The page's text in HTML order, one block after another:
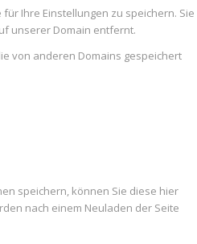
Ihre Einstellungen zu speichern. Sie
unserer Domain entfernt.
von anderen Domains gespeichert
speichern, können Sie diese hier
nach einem Neuladen der Seite